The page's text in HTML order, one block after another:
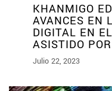
KHANMIGO
AVANCES EN
DIGITAL EN
ASISTIDO
Julio 22, 2023